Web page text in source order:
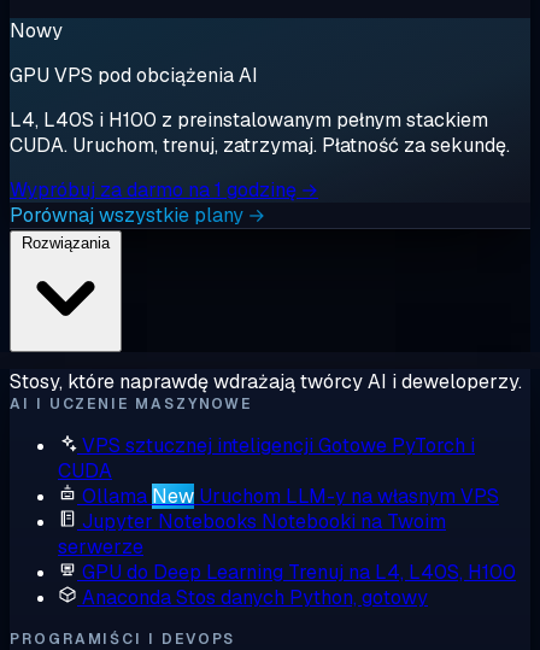
Nowy
GPU VPS pod obciążenia AI
L4, L40S i H100 z preinstalowanym pełnym stackiem
CUDA. Uruchom, trenuj, zatrzymaj. Płatność za sekundę.
Wypróbuj za darmo na 1 godzinę →
Porównaj wszystkie plany →
Rozwiązania
Stosy, które naprawdę wdrażają twórcy AI i deweloperzy.
AI I UCZENIE MASZYNOWE
VPS sztucznej inteligencji Gotowe PyTorch i
CUDA
Ollama New Uruchom LLM-y na własnym VPS
Jupyter Notebooks Notebooki na Twoim
serwerze
GPU do Deep Learning Trenuj na L4, L40S, H100
AnacondaStos danych Python, gotowy
PROGRAMIŚCI I DEVOPS